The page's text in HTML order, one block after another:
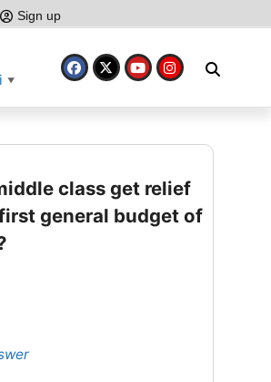
Sign up
▼
class get relief
general budget of